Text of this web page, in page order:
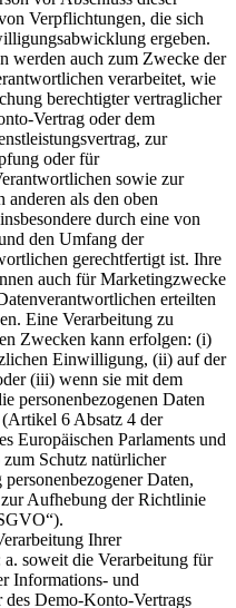
Verpflichtungen, die sich
ergeben.
werden auch zum Zwecke der
verarbeitet, wie
berechtigter vertraglicher
Vertrag oder dem
zur
oder für
sowie zur
als den oben
durch eine von
den Umfang der
gerechtfertigt ist. Ihre
auch für Marketingzwecke
erteilten
Eine Verarbeitung zu
Zwecken kann erfolgen: (i)
Einwilligung, (ii) auf der
(iii) wenn sie mit dem
personenbezogenen Daten
6 Absatz 4 der
Europäischen Parlaments und
Schutz natürlicher
Daten,
Aufhebung der Richtlinie
Ihrer
a. soweit die Verarbeitung für
Informations- und
Demo-Konto-Vertrags